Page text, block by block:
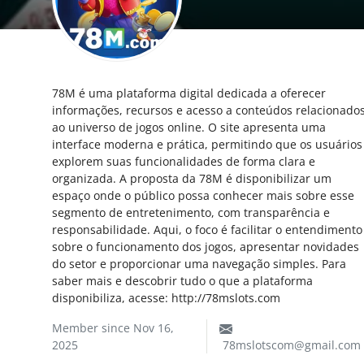
My Company
School Science
Disease Science
78M é uma plataforma digital dedicada a oferecer
informações, recursos e acesso a conteúdos
ao universo de jogos online. O site apresenta uma
interface moderna e prática, permitindo que os usuários
explorem suas funcionalidades de forma clara e
organizada. A proposta da 78M é disponibilizar um
espaço onde o público possa conhecer mais sobre esse
segmento de entretenimento, com transparência e
responsabilidade. Aqui, o foco é facilitar o entendimento
sobre o funcionamento dos jogos, apresentar novidades
do setor e proporcionar uma navegação simples. Para
saber mais e descobrir tudo o que a plataforma
disponibiliza, acesse: http://78mslots.com
Member since Nov 16,
2025
78mslotscom@gmail.com